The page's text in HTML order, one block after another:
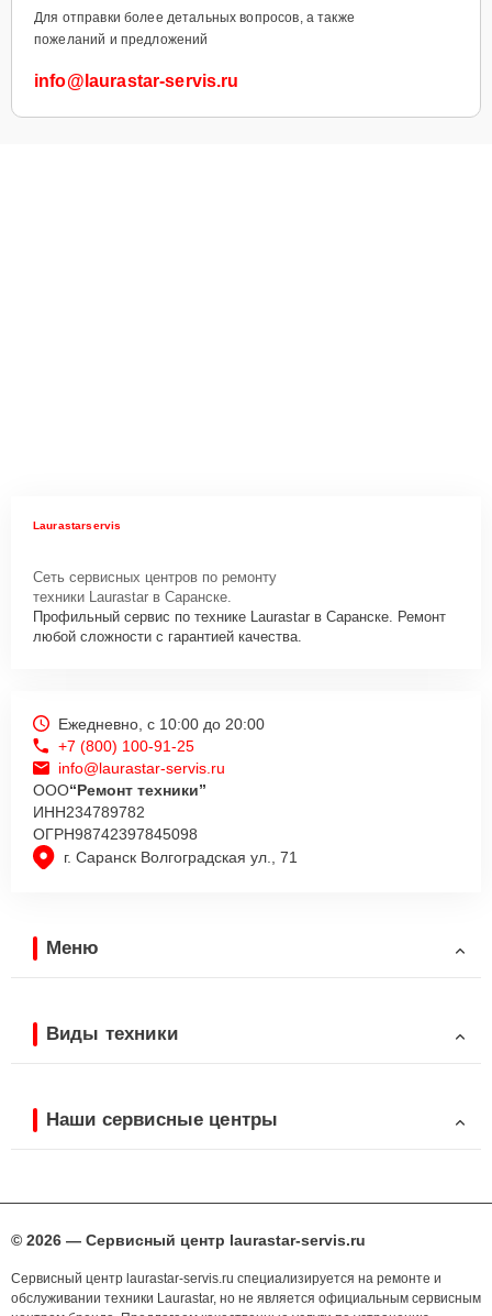
Для отправки более детальных вопросов, а также
пожеланий и предложений
info@laurastar-servis.ru
Laurastarservis
Сеть сервисных центров по ремонту
техники Laurastar в Саранске.
Профильный сервис по технике Laurastar в Саранске. Ремонт
любой сложности с гарантией качества.
г. Саранск Волгоградская ул., 71
Ежедневно, с 10:00 до 20:00
+7 (800) 100-91-25
info@laurastar-servis.ru
ООО“Ремонт техники”
ИНН234789782
ОГРН98742397845098
Меню
Виды техники
Наши сервисные центры
© 2026 — Сервисный центр laurastar-servis.ru
Сервисный центр laurastar-servis.ru специализируется на ремонте и
обслуживании техники Laurastar, но не является официальным сервисным